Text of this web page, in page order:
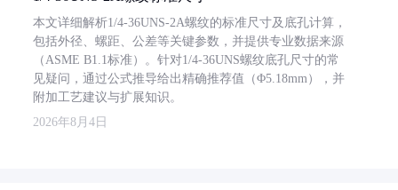
本文详细解析1/4-36UNS-2A螺纹的标准尺寸及底孔计算，
包括外径、螺距、公差等关键参数，并提供专业数据来源
（ASME B1.1标准）。针对1/4-36UNS螺纹底孔尺寸的常
见疑问，通过公式推导给出精确推荐值（Φ5.18mm），并
附加工艺建议与扩展知识。
2026年8月4日